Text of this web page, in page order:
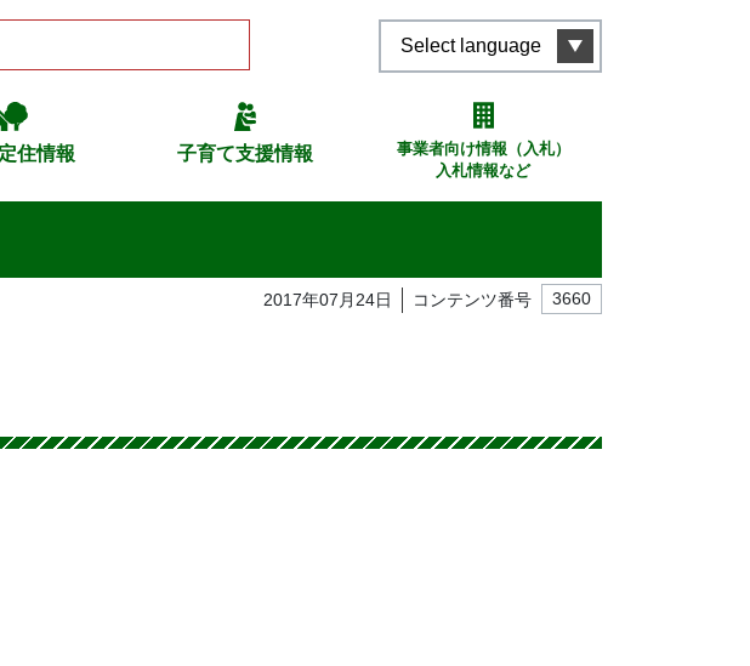
Select language
住情報 子育て支援情報
事業者向け情報（入札）
入札情報など
2017年07月24日 コンテンツ番号 3660